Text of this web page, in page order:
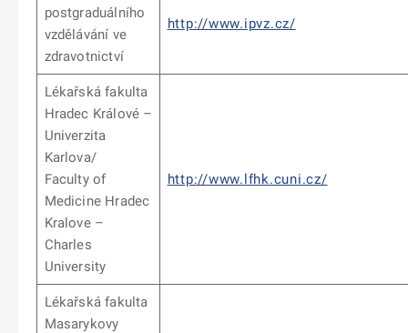
postgraduálního
vzdělávání ve
zdravotnictví
http://www.ipvz.cz/
Lékařská fakulta
Hradec Králové –
Univerzita
Karlova/
Faculty of
Medicine Hradec
Kralove –
Charles
University
http://www.lfhk.cuni.cz/
Lékařská fakulta
Masarykovy